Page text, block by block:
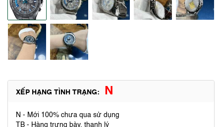
XẾP HẠNG TÌNH TRẠNG: N
N - Mới 100% chưa qua sử dụng
TB - Hàng trưng bày, thanh lý